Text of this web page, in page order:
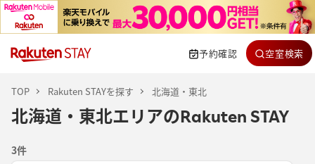
予約確認 空室検索
TOP Rakuten STAYを探す 北海道・東北
北海道・東北エリアのRakuten STAY
3件